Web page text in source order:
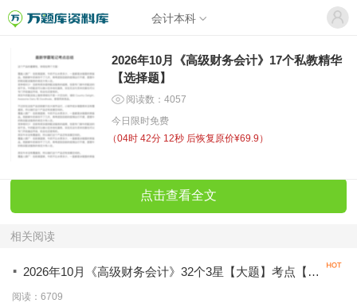
会计本科
2026年10月《高级财务会计》17个私教精华
【选择题】
阅读数：4057
今日限时免费
（04时 42分 12秒 后恢复原价¥69.9）
点击查看全文
相关阅读
· 2026年10月《高级财务会计》32个3星【大题】考点【拿
分必背】
阅读：6709